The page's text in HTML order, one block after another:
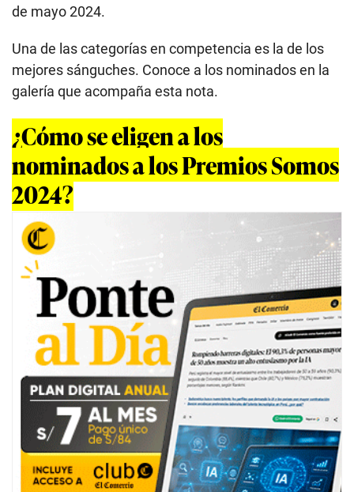
de mayo 2024.
Una de las categorías en competencia es la de los
mejores sánguches. Conoce a los nominados en la
galería que acompaña esta nota.
¿Cómo se eligen a los
nominados a los Premios Somos
2024?